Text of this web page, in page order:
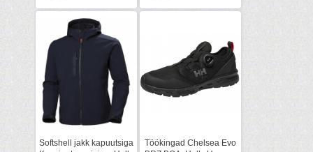
Softshell jakk kapuutsiga
Töökingad Chelsea Evo